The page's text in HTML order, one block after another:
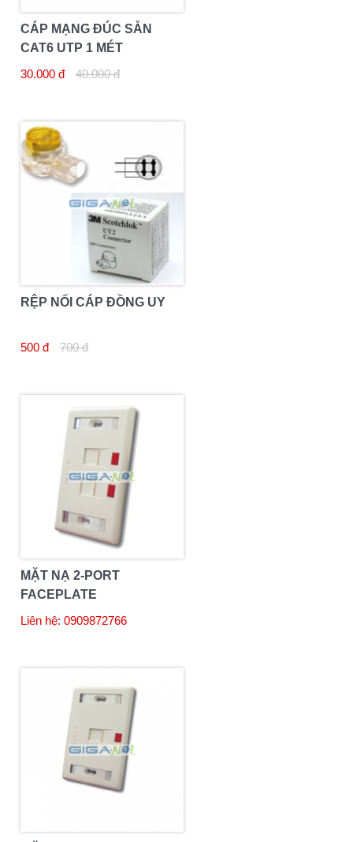
CÁP MẠNG ĐÚC SẴN
CAT6 UTP 1 MÉT
30.000 đ
40.000 đ
RỆP NỐI CÁP ĐỒNG UY
500 đ 700 đ
MẶT NẠ 2-PORT
FACEPLATE
COMMSCOPE
Liên hệ: 0909872766